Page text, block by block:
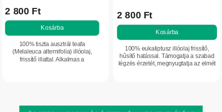
2 800 Ft
Kosárba
100% tiszta ausztrál teafa
(Melaleuca alternifolia) illóolaj,
frissítő illattal. Alkalmas a
2 800 Ft
Kosárba
100% eukaliptusz illóolaj frissítő,
hűsítő hatással. Támogatja a szabad
légzés érzetét, megnyugtatja az elmét